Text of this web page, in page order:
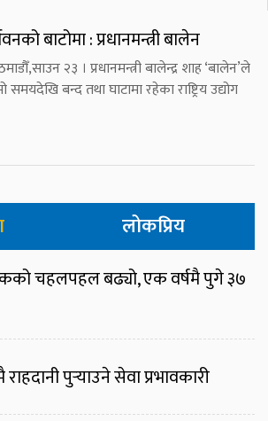
बाटोमा : प्रधानमन्त्री बालेन
२३ । प्रधानमन्त्री बालेन्द्र शाह ‘बालेन’ले
समयदेखि बन्द तथा घाटामा रहेका राष्ट्रिय उद्योग
लोकप्रिय
चहलपहल बढ्यो, एक वर्षमै पुगे ३७
पुर्‍याउने सेवा प्रभावकारी